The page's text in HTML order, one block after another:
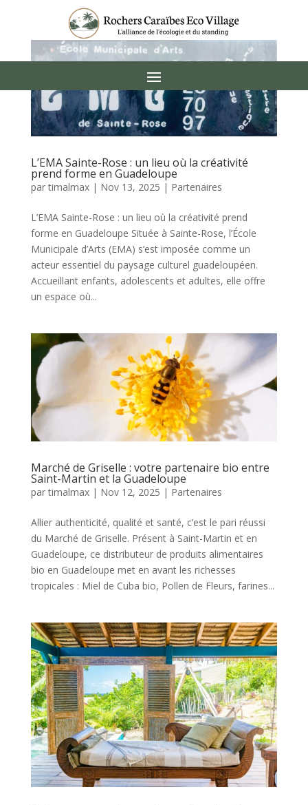
L’EMA Sainte-Rose : un lieu où la créativité
prend forme en Guadeloupe
partimalmax| Nov 13, 2025 | Partenaires
L’EMA Sainte-Rose : un lieu où la créativité prend
forme en Guadeloupe Située à Sainte-Rose, l’École
Municipale d’Arts (EMA) s’est imposée comme un
acteur essentiel du paysage culturel guadeloupéen.
Accueillant enfants, adolescents et adultes, elle offre
un espace où...
Marché de Griselle : votre partenaire bio entre
Saint-Martin et la Guadeloupe
partimalmax| Nov 12, 2025 | Partenaires
Allier authenticité, qualité et santé, c’est le pari réussi
du Marché de Griselle. Présent à Saint-Martin et en
Guadeloupe, ce distributeur de produits alimentaires
bio en Guadeloupe met en avant les richesses
tropicales : Miel de Cuba bio, Pollen de Fleurs, farines...